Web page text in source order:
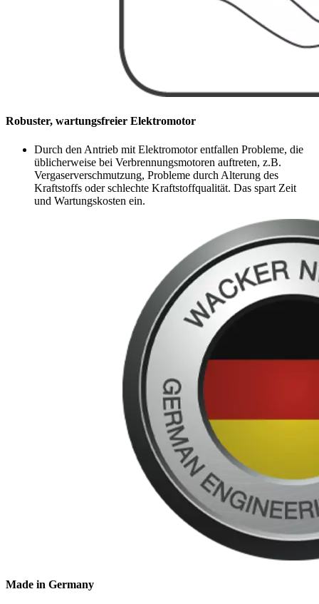
Robuster, wartungsfreier Elektromotor
Durch den Antrieb mit Elektromotor entfallen Probleme, die
üblicherweise bei Verbrennungsmotoren auftreten, z.B.
Vergaserverschmutzung, Probleme durch Alterung des
Kraftstoffs oder schlechte Kraftstoffqualität. Das spart Zeit
und Wartungskosten ein.
Made in Germany